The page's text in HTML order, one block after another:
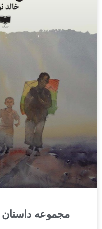
مجموعه